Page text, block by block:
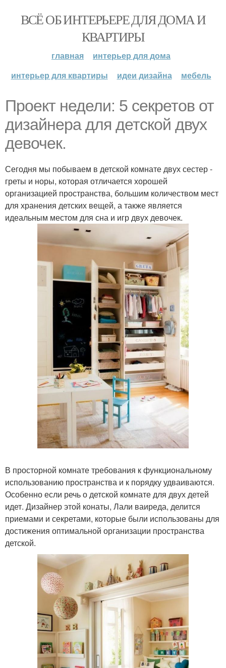
ВСЁ ОБ ИНТЕРЬЕРЕ ДЛЯ ДОМА И
КВАРТИРЫ
главная
интерьер для дома
интерьер для квартиры
идеи дизайна мебель
Проект недели: 5 секретов от
дизайнера для детской двух
девочек.
Сегодня мы побываем в детской комнате двух сестер -
греты и норы, которая отличается хорошей
организацией пространства, большим количеством мест
для хранения детских вещей, а также является
идеальным местом для сна и игр двух девочек.
В просторной комнате требования к функциональному
использованию пространства и к порядку удваиваются.
Особенно если речь о детской комнате для двух детей
идет. Дизайнер этой конаты, Лали ваиреда, делится
приемами и секретами, которые были использованы для
достижения оптимальной организации пространства
детской.